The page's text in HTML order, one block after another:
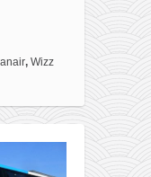
, Wizz